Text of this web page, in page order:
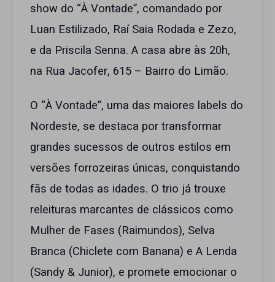
show do “À Vontade”, comandado por
Luan Estilizado, Raí Saia Rodada e Zezo,
e da Priscila Senna. A casa abre às 20h,
na Rua Jacofer, 615 – Bairro do Limão.
O “À Vontade”, uma das maiores labels do
Nordeste, se destaca por transformar
grandes sucessos de outros estilos em
versões forrozeiras únicas, conquistando
fãs de todas as idades. O trio já trouxe
releituras marcantes de clássicos como
Mulher de Fases (Raimundos), Selva
Branca (Chiclete com Banana) e A Lenda
(Sandy & Junior), e promete emocionar o